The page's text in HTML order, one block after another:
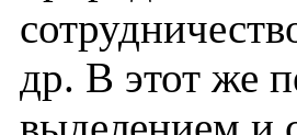
др. В этот же